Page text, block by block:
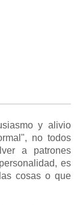
y alivio
no todos
a patrones
es
cosas o que